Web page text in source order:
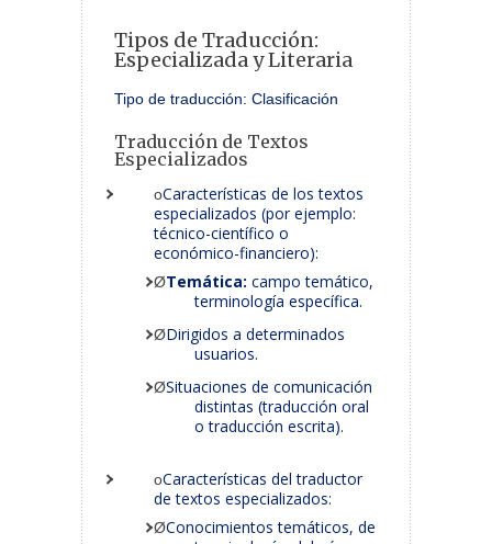
Tipos de Traducción:
Especializada y Literaria
Tipo de traducción: Clasificación
Traducción de Textos
Especializados
oCaracterísticas de los textos
especializados (por ejemplo:
técnico-científico o
económico-financiero):
ØTemática: campo temático,
terminología específica.
ØDirigidos a determinados
usuarios.
ØSituaciones de comunicación
distintas (traducción oral
o traducción escrita).
oCaracterísticas del traductor
de textos especializados:
ØConocimientos temáticos, de